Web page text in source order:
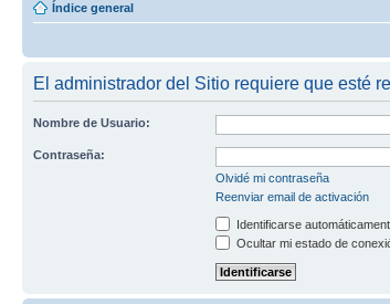
Índice general
El administrador del Sitio requiere que esté
Nombre de Usuario:
Contraseña:
Olvidé mi contraseña
Reenviar email de activación
Identificarse
Ocultar mi estado de